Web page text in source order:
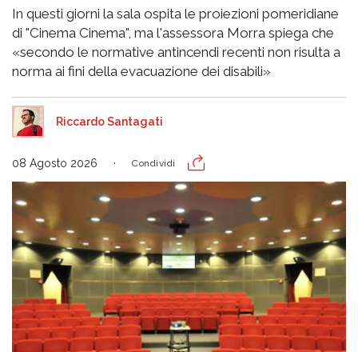
In questi giorni la sala ospita le proiezioni pomeridiane
di "Cinema Cinema", ma l'assessora Morra spiega che
«secondo le normative antincendi recenti non risulta a
norma ai fini della evacuazione dei disabili»
Riccardo Santagati
08 Agosto 2026 Condividi